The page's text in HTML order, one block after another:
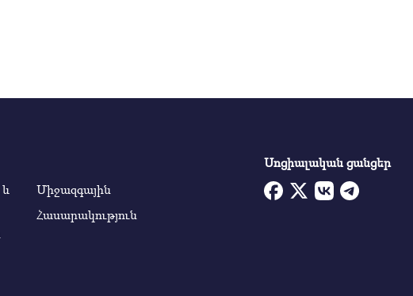
15:10
«Opel»-ը Ազատության պողոտայից
Միջազգային
Հասարակություն
Սոցիալական ցանցեր